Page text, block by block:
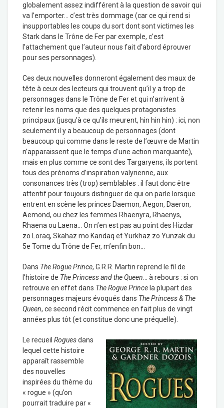
globalement assez indifférent à la question de savoir qui
va l’emporter… c’est très dommage (car ce qui rend si
insupportables les coups du sort dont sont victimes les
Stark dans le Trône de Fer par exemple, c’est
l’attachement que l’auteur nous fait d’abord éprouver
pour ses personnages).
Ces deux nouvelles donneront également des maux de
tête à ceux des lecteurs qui trouvent qu’il y a trop de
personnages dans le Trône de Fer et qui n’arrivent à
retenir les noms que des quelques protagonistes
principaux (jusqu’à ce qu’ils meurent, hin hin hin) : ici, non
seulement il y a beaucoup de personnages (dont
beaucoup qui comme dans le reste de l’œuvre de Martin
n’apparaissent que le temps d’une action marquante),
mais en plus comme ce sont des Targaryens, ils portent
tous des prénoms d’inspiration valyrienne, aux
consonances très (trop) semblables : il faut donc être
attentif pour toujours distinguer de qui on parle lorsque
entrent en scène les princes Daemon, Aegon, Daeron,
Aemond, ou chez les femmes Rhaenyra, Rhaenys,
Rhaena ou Laena… On n’en est pas au point des Hizdar
zo Loraq, Skahaz mo Kandaq et Yurkhaz zo Yunzak du
5e Tome du Trône de Fer, m’enfin bon…
Dans The Rogue Prince, G.R.R. Martin reprend le fil de
l’histoire de The Princess and the Queen … à rebours : si on
retrouve en effet dans The Rogue Prince la plupart des
personnages majeurs évoqués dans The Princess & The
Queen, ce second récit commence en fait plus de vingt
années plus tôt (et constitue donc une préquelle).
Le recueil Roguesdans
lequel cette histoire
apparaît rassemble
des nouvelles
inspirées du thème du
« rogue » (qu’on
pourrait traduire par «